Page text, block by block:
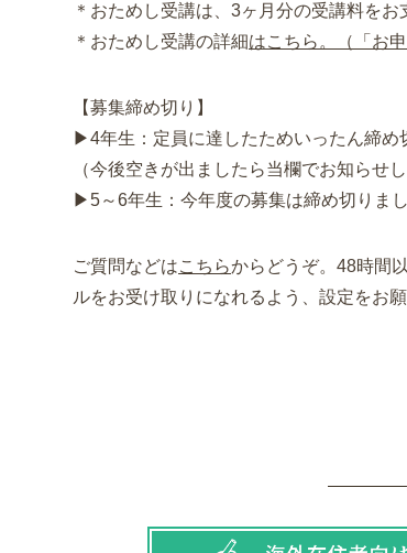
＊おためし受講は、3ヶ月分の受講料をお
＊おためし受講の詳細はこちら。（「お
【募集締め切り】
▶4年生：定員に達したためいったん締め
（今後空きが出ましたら当欄でお知らせし
▶5～6年生：今年度の募集は締め切りまし
ご質問などはこちらからどうぞ。48時間
ルをお受け取りになれるよう、設定をお願